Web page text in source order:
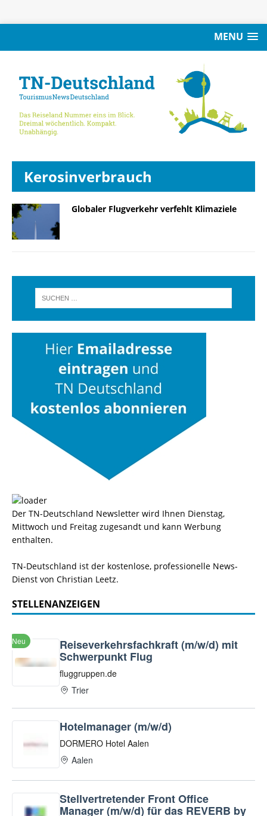
MENU
Kerosinverbrauch
Globaler Flugverkehr verfehlt Klimaziele
Der TN-Deutschland Newsletter wird Ihnen Dienstag,
Mittwoch und Freitag zugesandt und kann Werbung
enthalten.
TN-Deutschland ist der kostenlose, professionelle News-
Dienst von Christian Leetz.
STELLENANZEIGEN